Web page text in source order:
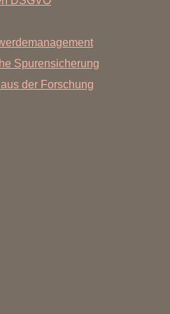
Spurensicherung
der Forschung